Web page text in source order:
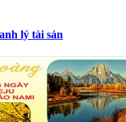
lý tài sản